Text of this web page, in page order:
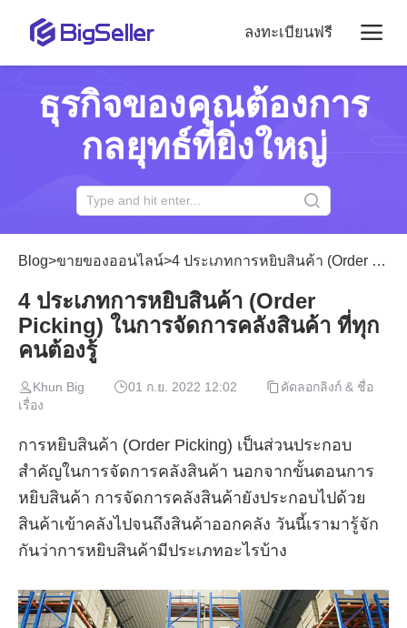
ลงทะเบียนฟรี
ธุรกิจของคุณต้องการ
กลยุทธ์ที่ยิ่งใหญ่
Blog>ขายของออนไลน์>4 ประเภทการหยิบสินค้า (Order Picking) ในการจัดการคลังสินค้า ที่ทุกคนต้องรู้
4 ประเภทการหยิบสินค้า (Order
Picking) ในการจัดการคลังสินค้า ที่ทุก
คนต้องรู้
Khun Big 01 ก.ย. 2022 12:02
คัดลอกลิงก์ & ชื่อ
เรื่อง